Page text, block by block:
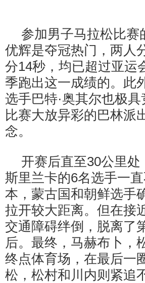
参加男子马拉松比赛
优辉是夺冠热门，两人
分14秒，均已超过亚运
季跑出这一成绩的。此
选手巴特·奥其尔也极
比赛大放异彩的巴林派
念。
开赛后直至30公里
斯里兰卡的6名选手一
本，蒙古国和朝鲜选手
拉开较大距离。但在接
交通障碍绊倒，脱离了
后。最终，马赫布卜，
终点体育场，在最后一
松，松村和川内则紧追